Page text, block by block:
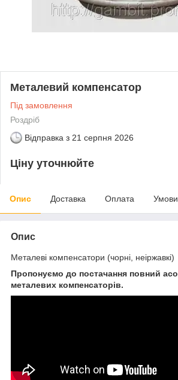
Металевий компенсатор
Під замовлення
Роздріб
Відправка з 21 серпня 2026
Ціну уточнюйте
Опис Доставка Оплата
Опис
Металеві компенсатори (чорні, неіржавкі)
Пропонуємо до постачання повний
металевих компенсаторів.